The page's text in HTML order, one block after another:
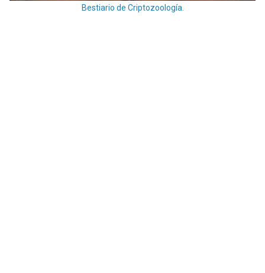
Bestiario de Criptozoología.